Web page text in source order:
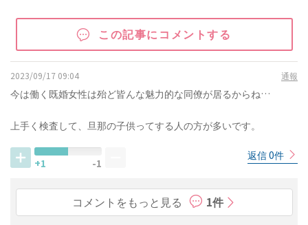
この記事にコメントする
2023/09/17 09:04 通報
今は働く既婚女性は殆ど皆んな魅力的な同僚が居るからね…
上手く検査して、旦那の子供ってする人の方が多いです。
+1 -1
返信 0件
コメントをもっと見る 1件